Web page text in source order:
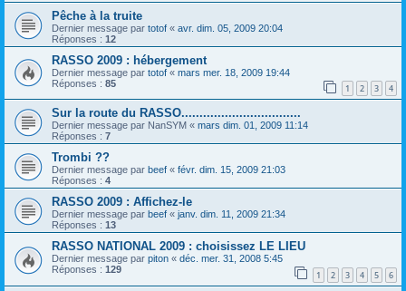
Pêche à la truite
Dernier message par totof « avr. dim. 05, 2009 20:04
Réponses : 12
RASSO 2009 : hébergement
Dernier message par totof « mars mer. 18, 2009 19:44
Réponses : 85 1 2 3 4
Sur la route du RASSO.................................
Dernier message par NanSYM « mars dim. 01, 2009 11:14
Réponses : 7
Trombi ??
Dernier message par beef « févr. dim. 15, 2009 21:03
Réponses : 4
RASSO 2009 : Affichez-le
Dernier message par beef « janv. dim. 11, 2009 21:34
Réponses : 13
RASSO NATIONAL 2009 : choisissez LE LIEU
Dernier message par piton « déc. mer. 31, 2008 5:45
Réponses : 129 1 2 3 4 5 6